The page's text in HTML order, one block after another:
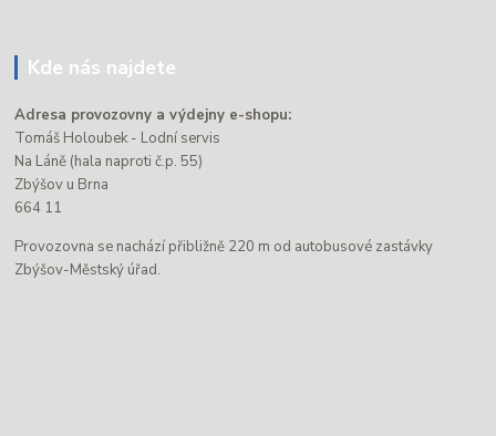
Kde nás najdete
Adresa provozovny a výdejny e-shopu:
Tomáš Holoubek - Lodní servis
Na Láně (hala naproti č.p. 55)
Zbýšov u Brna
664 11
Provozovna se nachází přibližně 220 m od autobusové zastávky
Zbýšov-Městský úřad.